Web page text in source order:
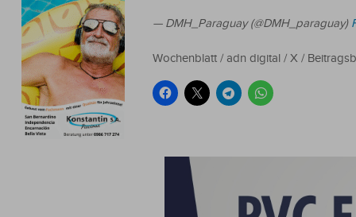
— DMH_Paraguay (@DMH_paraguay)
Wochenblatt / adn digital / X /